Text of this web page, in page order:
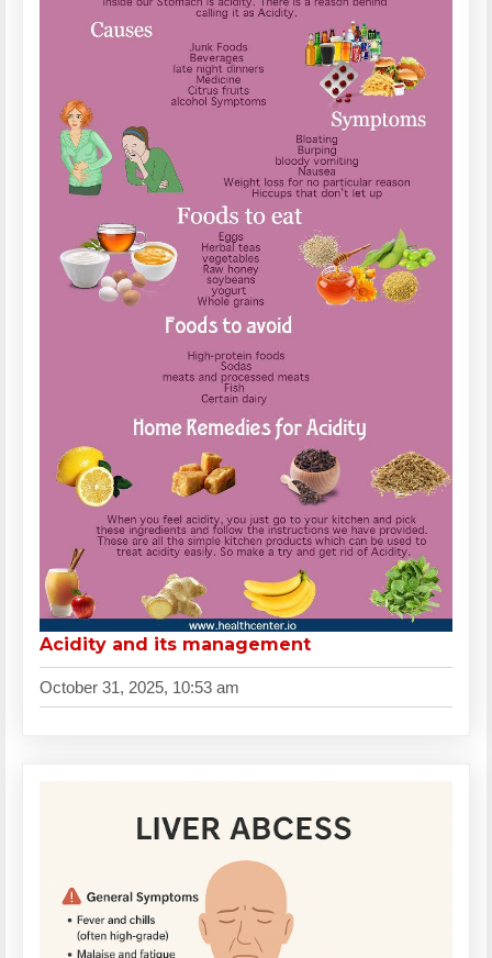
Acidity and its management
October 31, 2025, 10:53 am